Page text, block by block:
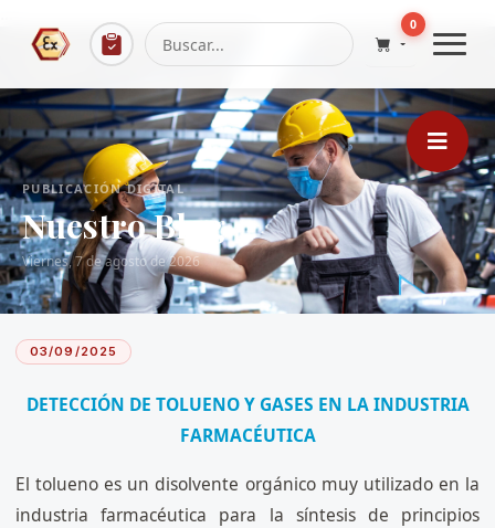
0
PUBLICACIÓN DIGITAL
Nuestro Blog
Viernes, 7 de agosto de 2026
03/09/2025
DETECCIÓN DE TOLUENO Y GASES EN LA INDUSTRIA
FARMACÉUTICA
El tolueno es un disolvente orgánico muy utilizado en la
industria farmacéutica para la síntesis de principios